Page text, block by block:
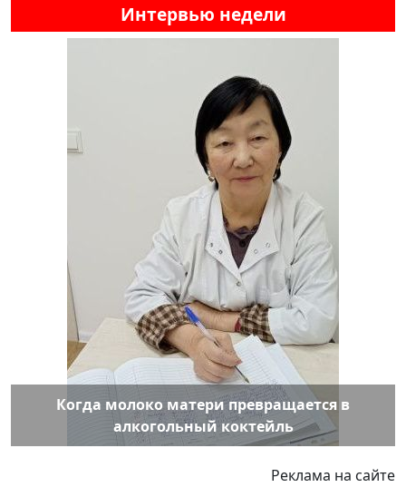
Интервью недели
Когда молоко матери превращается в
алкогольный коктейль
Реклама на сайте